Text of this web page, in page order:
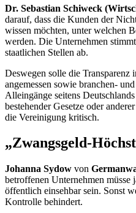
Dr. Sebastian Schiweck
darauf, dass die Kunden der
wissen möchten, unter welchen
werden. Die Unternehmen
staatlichen Stellen ab.
Deswegen solle die
angemessen sowie branchen-
Alleingänge seitens
bestehender Gesetze oder
die Vereinigung kritisch.
„Zwangsgeld-
Johanna Sydow von
betroffenen Unternehmen
öffentlich einsehbar sein. Sonst
Kontrolle behindert.